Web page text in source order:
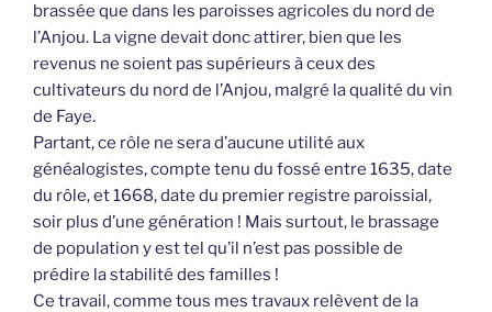
brassée que dans les paroisses agricoles du nord de
l’Anjou. La vigne devait donc attirer, bien que les
revenus ne soient pas supérieurs à ceux des
cultivateurs du nord de l’Anjou, malgré la qualité du vin
de Faye.
Partant, ce rôle ne sera d’aucune utilité aux
généalogistes, compte tenu du fossé entre 1635, date
du rôle, et 1668, date du premier registre paroissial,
soir plus d’une génération ! Mais surtout, le brassage
de population y est tel qu’il n’est pas possible de
prédire la stabilité des familles !
Ce travail, comme tous mes travaux relèvent de la